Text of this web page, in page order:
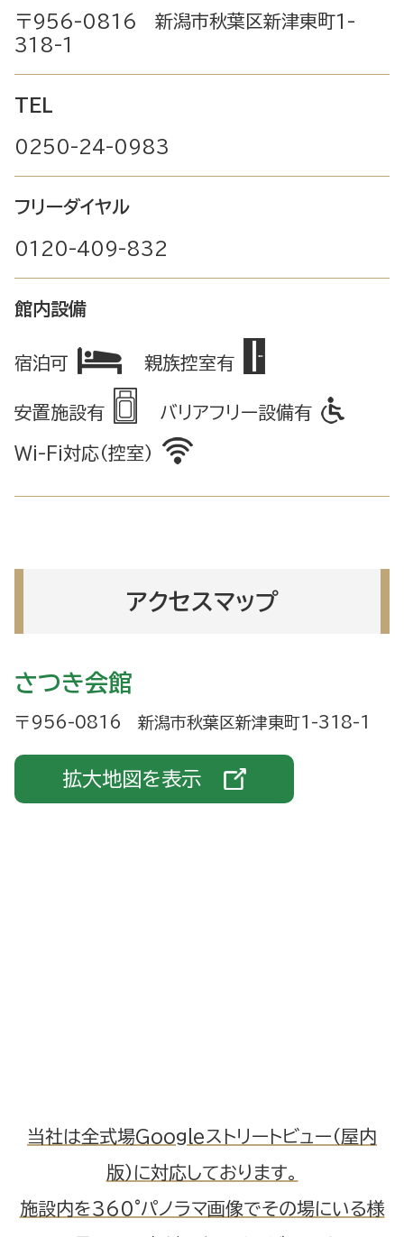
〒956-0816 新潟市秋葉区新津東町1-
318-1
TEL
0250-24-0983
フリーダイヤル
0120-409-832
館内設備
宿泊可 親族控室有
安置施設有 バリアフリー設備有
Wi-Fi対応（控室）
アクセスマップ
さつき会館
〒956-0816 新潟市秋葉区新津東町1-318-1
拡大地図を表示
当社は全式場Googleストリートビュー（屋内
版）に対応しております。
施設内を360°パノラマ画像でその場にいる様